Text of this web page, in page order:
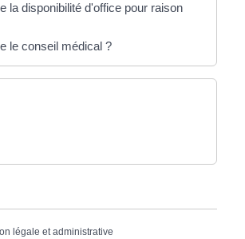
la disponibilité d'office pour raison
le conseil médical ?
légale et administrative